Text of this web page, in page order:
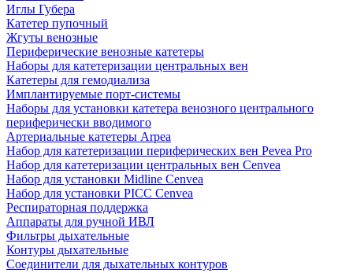
Иглы Губера
Катетер пупочный
Жгуты венозные
Периферические венозные катетеры
Наборы для катетеризации центральных вен
Катетеры для гемодиализа
Имплантируемые порт‑системы
Наборы для установки катетера венозного центрального
периферически вводимого
Артериальные катетеры Arpea
Набор для катетеризации периферических вен Pevea Pro
Набор для катетеризации центральных вен Cenvea
Набор для установки Midline Cenvea
Набор для установки PICC Cenvea
Респираторная поддержка
Аппараты для ручной ИВЛ
Фильтры дыхательные
Контуры дыхательные
Соединители для дыхательных контуров